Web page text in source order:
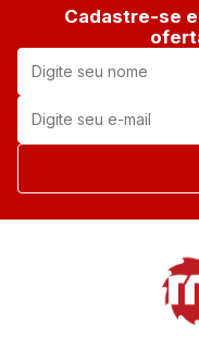
Cadastre-se